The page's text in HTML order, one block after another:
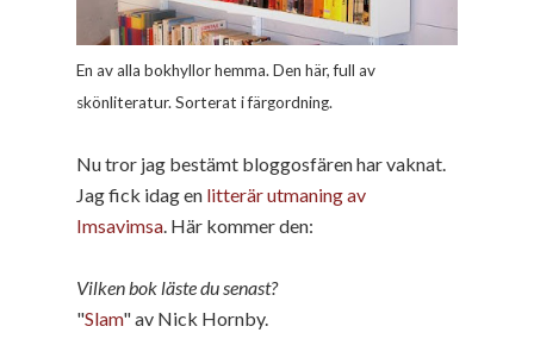
En av alla bokhyllor hemma. Den här, full av
skönliteratur. Sorterat i färgordning.
Nu tror jag bestämt bloggosfären har vaknat.
Jag fick idag en litterär utmaning av
Imsavimsa . Här kommer den:
Vilken bok läste du senast?
"Slam" av Nick Hornby.